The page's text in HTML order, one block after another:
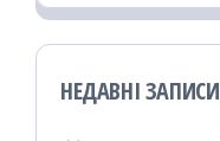
НЕДАВНІ ЗАПИСИ